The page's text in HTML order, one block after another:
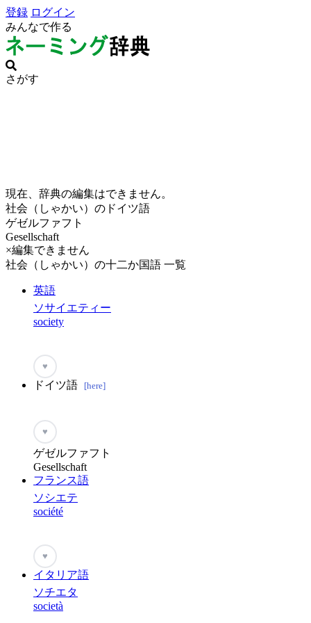
登録 ログイン
みんなで作る
さがす
現在、辞典の編集はできません。
社会（しゃかい）のドイツ語
ゲゼルファフト
Gesellschaft
×編集できません
社会（しゃかい）の十二か国語 一覧
英語
ソサイエティー
society
♥
ドイツ語 [here]
♥
ゲゼルファフト
Gesellschaft
フランス語
ソシエテ
société
♥
イタリア語
ソチエタ
società